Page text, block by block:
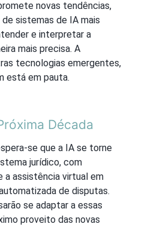
novas tendências,
sistemas de IA mais
e interpretar a
mais precisa. A
tecnologias emergentes,
está em pauta.
Década
se que a IA se torne
jurídico, com
a assistência virtual em
de disputas.
se adaptar a essas
proveito das novas